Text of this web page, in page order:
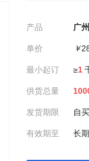
产品 广
单价 ￥
最小起订 ≥1
供货总量
发货期限 自
有效期至 长